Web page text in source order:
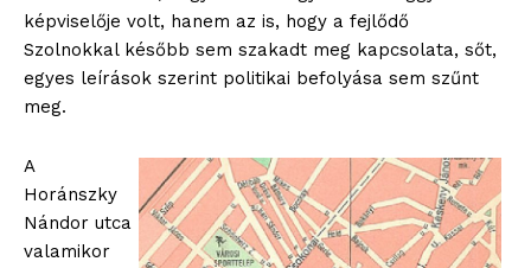
képviselője volt, hanem az is, hogy a fejlődő
Szolnokkal később sem szakadt meg kapcsolata, sőt,
egyes leírások szerint politikai befolyása sem szűnt
meg.
A
Horánszky
Nándor utca
valamikor